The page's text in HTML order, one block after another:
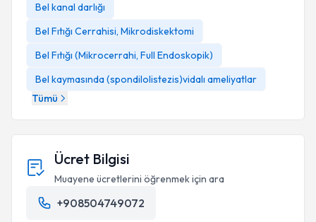
Bel kanal darlığı
Bel Fıtığı Cerrahisi, Mikrodiskektomi
Bel Fıtığı (Mikrocerrahi, Full Endoskopik)
Bel kaymasında (spondilolistezis)vidalı ameliyatlar
Tümü
Ücret Bilgisi
Muayene ücretlerini öğrenmek için ara
+908504749072